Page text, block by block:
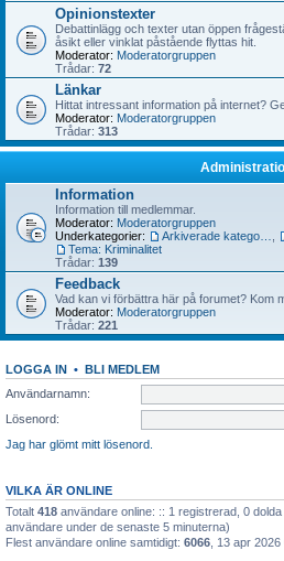
Opinionstexter
Debattinlägg och texter utan öppen
åsikt eller vinklat påstående flyttas hit.
Moderator: Moderatorgruppen
Trådar: 72
Länkar
Hittat intressant information på internet?
Moderator: Moderatorgruppen
Trådar: 313
Information
Information till medlemmar.
Moderator: Moderatorgruppen
Underkategorier:
Tema: Kriminalitet
Trådar: 139
Feedback
Vad kan vi förbättra här på forumet? Kom
Moderator: Moderatorgruppen
Trådar: 221
LOGGA IN • BLI MEDLEM
Användarnamn:
Lösenord:
Jag har glömt mitt lösenord.
VILKA ÄR ONLINE
Totalt 418 användare online: :: 1 registrerad, 0
användare under de senaste 5 minuterna)
Flest användare online samtidigt: 6066 , 13 apr